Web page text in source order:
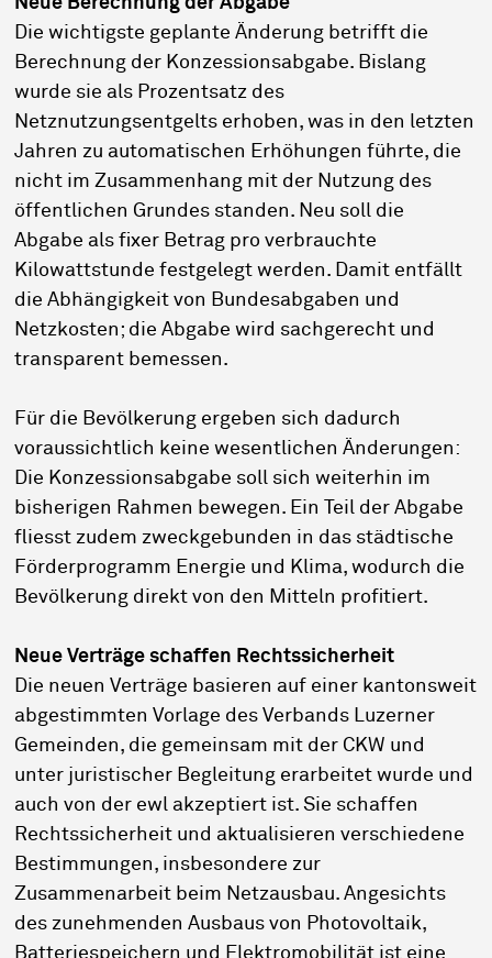
Die wichtigste geplante Änderung betrifft die
Berechnung der Konzessionsabgabe. Bislang
wurde sie als Prozentsatz des
Netznutzungsentgelts erhoben, was in den letzten
Jahren zu automatischen Erhöhungen führte, die
nicht im Zusammenhang mit der Nutzung des
öffentlichen Grundes standen. Neu soll die
Abgabe als fixer Betrag pro verbrauchte
Kilowattstunde festgelegt werden. Damit entfällt
die Abhängigkeit von Bundesabgaben und
Netzkosten; die Abgabe wird sachgerecht und
transparent bemessen.
Für die Bevölkerung ergeben sich dadurch
voraussichtlich keine wesentlichen Änderungen:
Die Konzessionsabgabe soll sich weiterhin im
bisherigen Rahmen bewegen. Ein Teil der Abgabe
fliesst zudem zweckgebunden in das städtische
Förderprogramm Energie und Klima, wodurch die
Bevölkerung direkt von den Mitteln profitiert.
Neue Verträge schaffen Rechtssicherheit
Die neuen Verträge basieren auf einer kantonsweit
abgestimmten Vorlage des Verbands Luzerner
Gemeinden, die gemeinsam mit der CKW und
unter juristischer Begleitung erarbeitet wurde und
auch von der ewl akzeptiert ist. Sie schaffen
Rechtssicherheit und aktualisieren verschiedene
Bestimmungen, insbesondere zur
Zusammenarbeit beim Netzausbau. Angesichts
des zunehmenden Ausbaus von Photovoltaik,
Batteriespeichern und Elektromobilität ist eine